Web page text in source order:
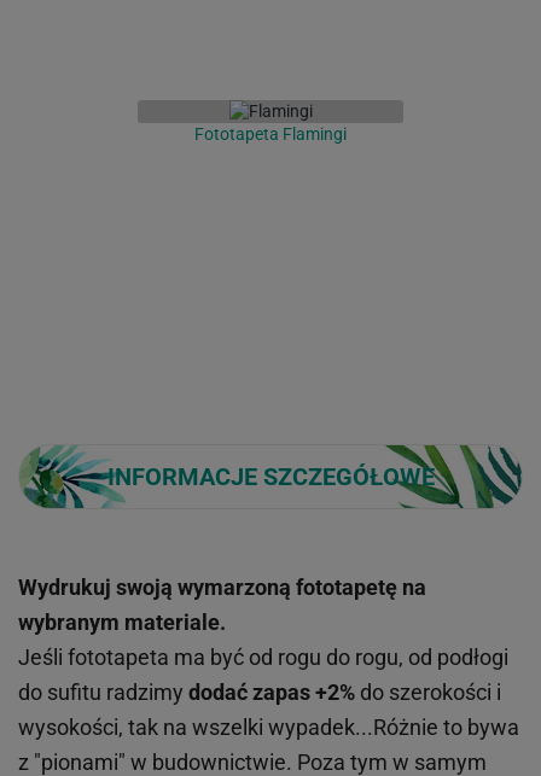
Fototapeta Flamingi
INFORMACJE SZCZEGÓŁOWE
Wydrukuj swoją wymarzoną fototapetę na
wybranym materiale.
Jeśli fototapeta ma być od rogu do rogu, od podłogi
do sufitu radzimy dodać zapas +2% do szerokości i
wysokości, tak na wszelki wypadek...Różnie to bywa
z "pionami" w budownictwie. Poza tym w samym